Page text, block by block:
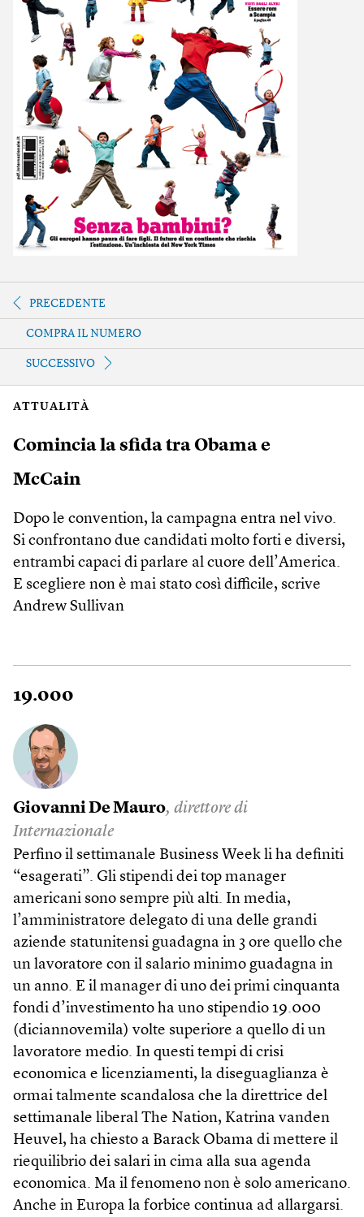
PRECEDENTE
COMPRA IL NUMERO
SUCCESSIVO
ATTUALITÀ
Comincia la sfida tra Obama e
McCain
Dopo le convention, la campagna entra nel vivo.
Si confrontano due candidati molto forti e diversi,
entrambi capaci di parlare al cuore dell’America.
E scegliere non è mai stato così difficile, scrive
Andrew Sullivan
19.000
Giovanni De Mauro, direttore di
Internazionale
Perfino il settimanale Business Week li ha definiti
“esagerati”. Gli stipendi dei top manager
americani sono sempre più alti. In media,
l’amministratore delegato di una delle grandi
aziende statunitensi guadagna in 3 ore quello che
un lavoratore con il salario minimo guadagna in
un anno. E il manager di uno dei primi cinquanta
fondi d’investimento ha uno stipendio 19.000
(diciannovemila) volte superiore a quello di un
lavoratore medio. In questi tempi di crisi
economica e licenziamenti, la diseguaglianza è
ormai talmente scandalosa che la direttrice del
settimanale liberal The Nation, Katrina vanden
Heuvel, ha chiesto a Barack Obama di mettere il
riequilibrio dei salari in cima alla sua agenda
economica. Ma il fenomeno non è solo americano.
Anche in Europa la forbice continua ad allargarsi.